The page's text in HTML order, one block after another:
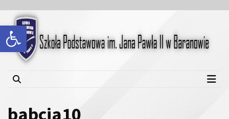
Open toolbar
content
content
Szkoła Podstawowa im.
Jana Pawła II w Baranowie
babcia10